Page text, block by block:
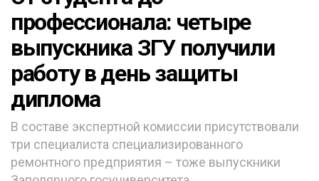
профессионала: четыре
выпускника ЗГУ получили
работу в день защиты
диплома
В составе экспертной комиссии присутствовали
три специалиста специализированного
ремонтного предприятия – тоже выпускники